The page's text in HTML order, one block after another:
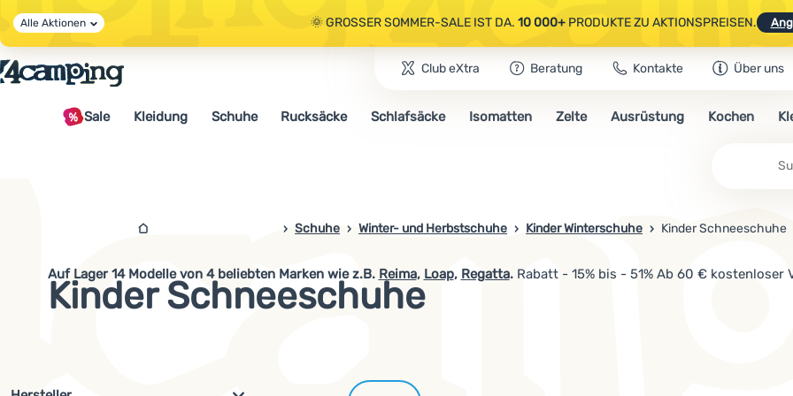
🌞 GROSSER SOMMER-SALE IST DA. 10 000+PRODUKTE ZU AKTIONSPREISEN.
🤫 - 10 % AUF AUSGEWÄHLTE CAMPING- & WANDERAUSRÜSTUNG.CODEOUT10
🌞 GROSSER SOMMER-SALE IST DA.10 000+PRODUKTE ZU AKTIONSPREISEN.
Alle Aktionen
Club eXtra Beratung Kontakte Über uns
Sale Kleidung Schuhe Rucksäcke Schlafsäcke Isomatten Zelte Ausrüstung Kochen
4camping.at
Schuhe Winter- und Herbstschuhe Kinder Winterschuhe Kinder Schneeschuhe
Kinder Schneeschuhe
Auf Lager14 Modelle von 4 beliebten Marken wie z.B. Reima, Loap, Regatta.Rabatt - 15% bis - 51% Ab 60 € kostenloser